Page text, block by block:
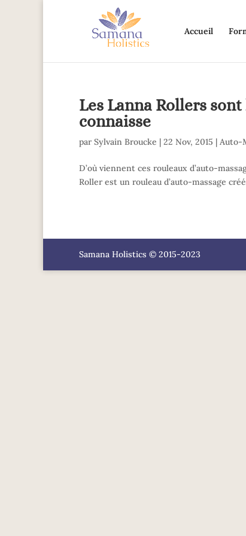
Accueil
Les Lanna Rollers
connaisse
par Sylvain Broucke | 22 Nov, 2015 | Auto-
D’où viennent ces rouleaux d’auto-
Roller est un rouleau d’auto-massage
Samana Holistics © 2015-2023